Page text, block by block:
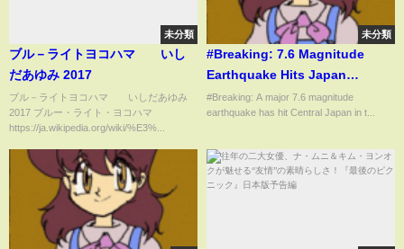
未分類
ブル－ライトヨコハマ いし
だあゆみ 2017
ブル－ライトヨコハマ いしだあゆみ
2017 ブルー・ライト・ヨコハマ
https://ja.wikipedia.org/wiki/%E3%...
未分類
#Breaking: 7.6 Magnitude
Earthquake Hits Japan
Triggering Major Tsunami
Warnings | 10 News First
#Breaking: A major 7.6 magnitude
earthquake has hit Central Japan in t...